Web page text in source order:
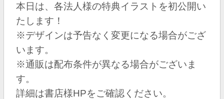
本日は、各法人様の特典イラストを初公開い
たします！
※デザインは予告なく変更になる場合がござ
います。
※通販は配布条件が異なる場合がございま
す。
詳細は書店様HPをご確認ください。